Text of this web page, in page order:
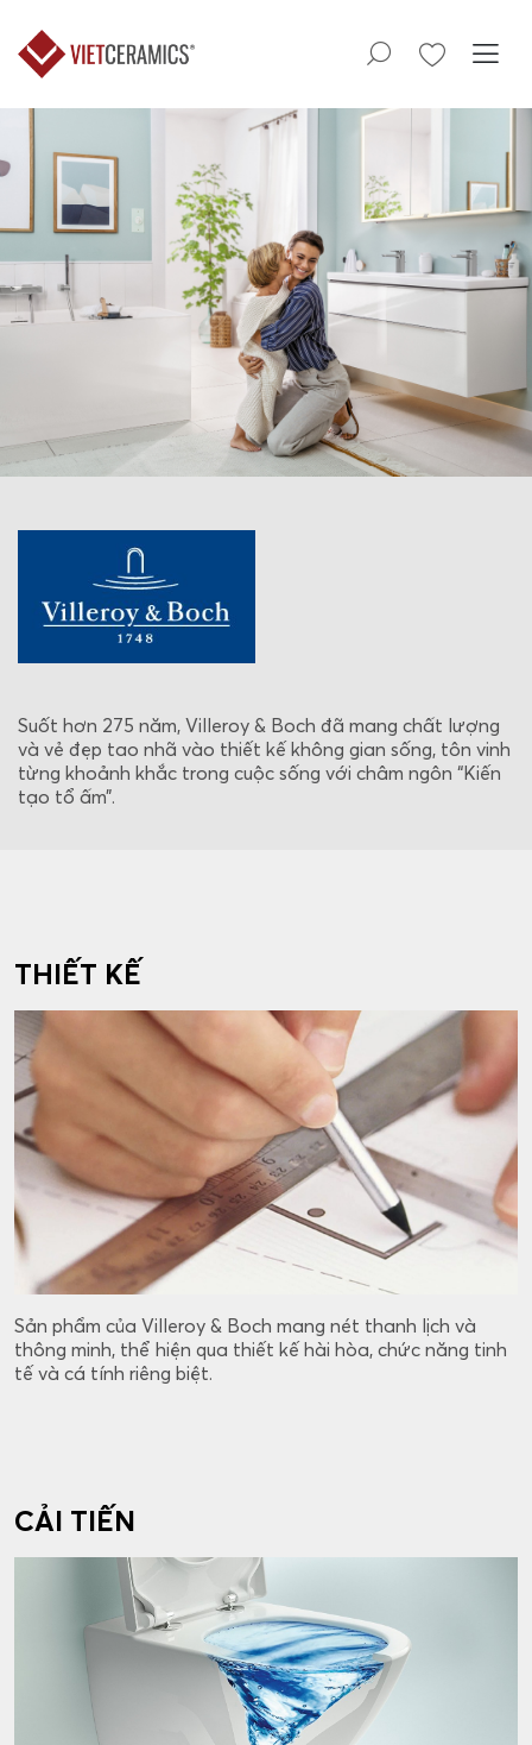
Suốt hơn 275 năm, Villeroy & Boch đã mang chất lượng
và vẻ đẹp tao nhã vào thiết kế không gian sống, tôn vinh
từng khoảnh khắc trong cuộc sống với châm ngôn “Kiến
tạo tổ ấm”.
THIẾT KẾ
Sản phẩm của Villeroy & Boch mang nét thanh lịch và
thông minh, thể hiện qua thiết kế hài hòa, chức năng tinh
tế và cá tính riêng biệt.
CẢI TIẾN